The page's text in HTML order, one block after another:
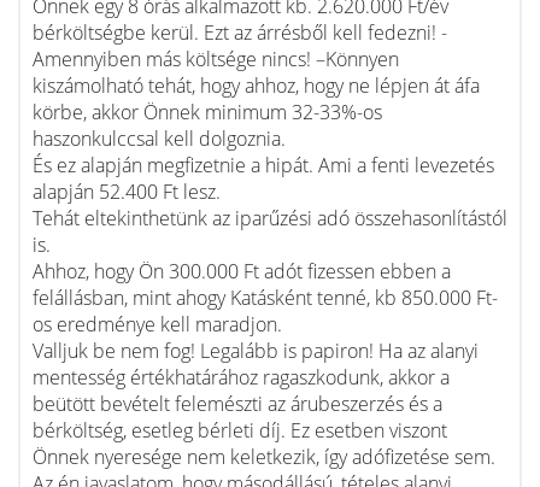
Önnek egy 8 órás alkalmazott kb. 2.620.000 Ft/év
bérköltségbe kerül. Ezt az árrésből kell fedezni! -
Amennyiben más költsége nincs! –Könnyen
kiszámolható tehát, hogy ahhoz, hogy ne lépjen át áfa
körbe, akkor Önnek minimum 32-33%-os
haszonkulccsal kell dolgoznia.
És ez alapján megfizetnie a hipát. Ami a fenti levezetés
alapján 52.400 Ft lesz.
Tehát eltekinthetünk az iparűzési adó összehasonlítástól
is.
Ahhoz, hogy Ön 300.000 Ft adót fizessen ebben a
felállásban, mint ahogy Katásként tenné, kb 850.000 Ft-
os eredménye kell maradjon.
Valljuk be nem fog! Legalább is papiron! Ha az alanyi
mentesség értékhatárához ragaszkodunk, akkor a
beütött bevételt felemészti az árubeszerzés és a
bérköltség, esetleg bérleti díj. Ez esetben viszont
Önnek nyeresége nem keletkezik, így adófizetése sem.